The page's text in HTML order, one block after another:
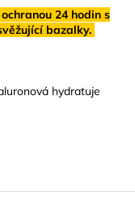
24 hodin s
bazalky.
hydratuje